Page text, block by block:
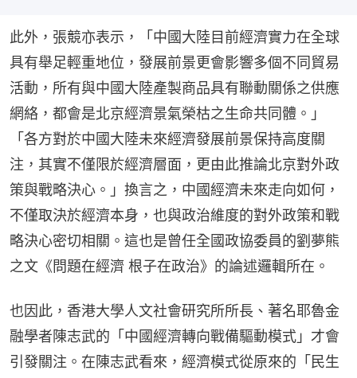
此外，張競亦表示，「中國大陸目前經濟實力在全球
具有舉足輕重地位，發展前景更會影響多個不同貿易
活動，所有與中國大陸產製商品具有聯動關係之供應
網絡，都會是北京經濟景氣榮枯之生命共同體。」
「各方對於中國大陸未來經濟發展前景保持高度關
注，其實不僅限於經濟層面，更由此推論北京對外政
策與戰略決心。」換言之，中國經濟未來走向如何，
不僅取決於經濟本身，也與政治維度的對外政策和戰
略決心密切相關。這也是曾任全國政協委員的劉夢熊
之文《問題在經濟 根子在政治》的論述邏輯所在。
也因此，香港大學人文社會研究所所長、著名耶魯金
融學者陳志武的「中國經濟轉向戰備驅動模式」才會
引發關注。在陳志武看來，經濟模式從原來的「民生